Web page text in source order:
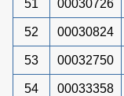
51 00030726
52 00030824
53 00032750
54 00033358